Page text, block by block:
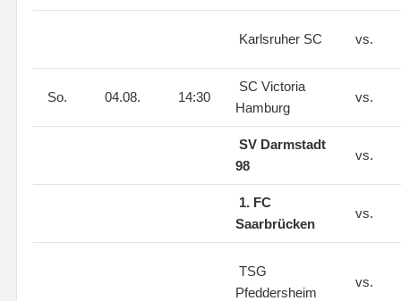
Karlsruher SC vs.
So. 04.08. 14:30
SC Victoria
Hamburg
vs.
SV Darmstadt
98
vs.
1. FC
Saarbrücken
vs.
TSG
Pfeddersheim
vs.